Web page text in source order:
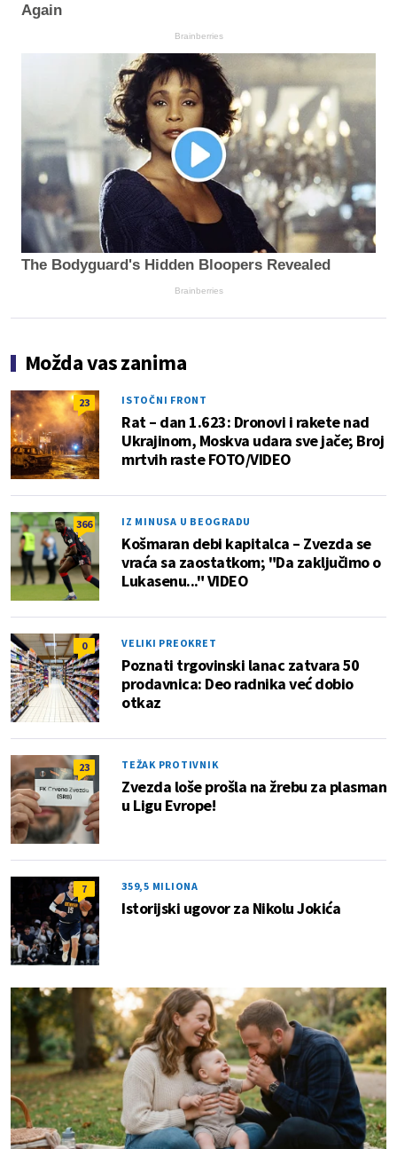
Again
Brainberries
The Bodyguard's Hidden Bloopers Revealed
Brainberries
Možda vas zanima
23 ISTOČNI FRONT
Rat – dan 1.623: Dronovi i rakete nad
Ukrajinom, Moskva udara sve jače; Broj
mrtvih raste FOTO/VIDEO
366 IZ MINUSA U BEOGRADU
Košmaran debi kapitalca – Zvezda se
vraća sa zaostatkom; "Da zaključimo o
Lukasenu..." VIDEO
0 VELIKI PREOKRET
Poznati trgovinski lanac zatvara 50
prodavnica: Deo radnika već dobio
otkaz
23 TEŽAK PROTIVNIK
Zvezda loše prošla na žrebu za plasman
u Ligu Evrope!
7 359,5 MILIONA
Istorijski ugovor za Nikolu Jokića